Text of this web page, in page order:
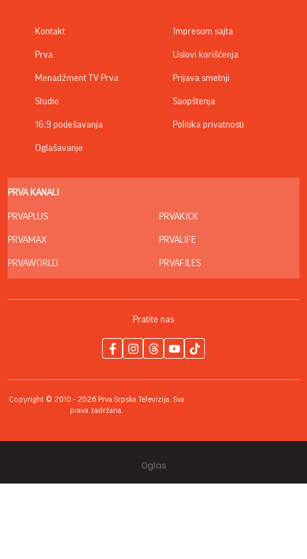
Kontakt
Prva
Menadžment TV Prva
Studio
16:9 podešavanja
Oglašavanje
Impresum sajta
Uslovi korišćenja
Prijava smetnji
Saopštenja
Politika privatnosti
PRVA KANALI
PRVAPLUS
PRVAMAX
PRVAWORLD
PRVAKICK
PRVALIFE
PRVAFILES
Pratite nas
Copyright © 2010 - 2026 Prva Srpska Televizija. Sva
prava zadržana.